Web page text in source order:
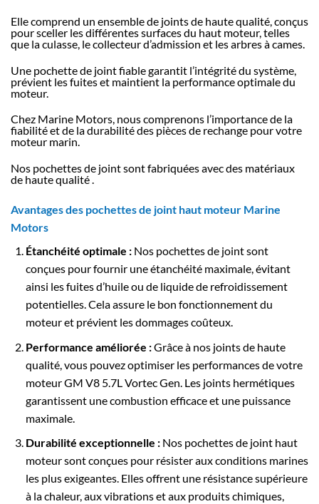
Elle comprend un ensemble de joints de haute qualité, conçus
pour sceller les différentes surfaces du haut moteur, telles
que la culasse, le collecteur d’admission et les arbres à cames.
Une pochette de joint fiable garantit l’intégrité du système,
prévient les fuites et maintient la performance optimale du
moteur.
Chez Marine Motors, nous comprenons l’importance de la
fiabilité et de la durabilité des pièces de rechange pour votre
moteur marin.
Nos pochettes de joint sont fabriquées avec des matériaux
de haute qualité .
Avantages des pochettes de joint haut moteur Marine
Motors
Étanchéité optimale :Nos pochettes de joint sont
conçues pour fournir une étanchéité maximale, évitant
ainsi les fuites d’huile ou de liquide de refroidissement
potentielles. Cela assure le bon fonctionnement du
moteur et prévient les dommages coûteux.
Performance améliorée :Grâce à nos joints de haute
qualité, vous pouvez optimiser les performances de votre
moteur GM V8 5.7L Vortec Gen. Les joints hermétiques
garantissent une combustion efficace et une puissance
maximale.
Durabilité exceptionnelle :Nos pochettes de joint haut
moteur sont conçues pour résister aux conditions marines
les plus exigeantes. Elles offrent une résistance supérieure
à la chaleur, aux vibrations et aux produits chimiques,